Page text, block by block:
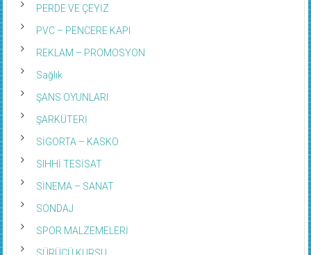
PERDE VE ÇEYİZ
PVC – PENCERE KAPI
REKLAM – PROMOSYON
Sağlık
ŞANS OYUNLARI
ŞARKÜTERİ
SİGORTA – KASKO
SIHHİ TESİSAT
SİNEMA – SANAT
SONDAJ
SPOR MALZEMELERİ
SÜRÜCÜ KURSU